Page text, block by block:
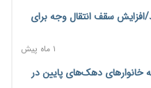
دانشجویان تحصیلات تکمیلی
افزایش سپرده قانونی با هدف
برطرف شد/افزایش سقف انتقال وجه برای
۱ ماه پیش
به خانوارهای دهک‌های پایین در